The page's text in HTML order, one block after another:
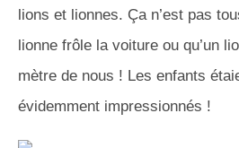
lions et lionnes. Ça n’est pas
lionne frôle la voiture ou qu’un
mètre de nous ! Les enfants
évidemment impressionnés !